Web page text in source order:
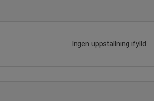
Ingen uppställning ifylld